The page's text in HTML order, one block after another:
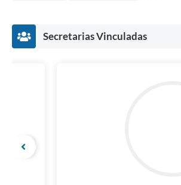
Secretarias Vinculadas